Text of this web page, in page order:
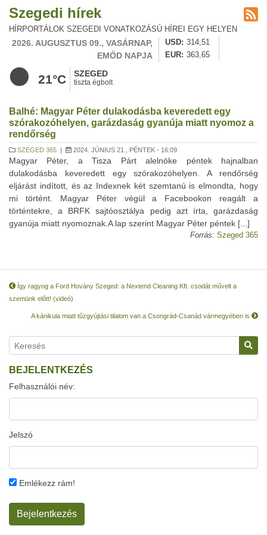
Szegedi hírek
HÍRPORTÁLOK SZEGEDI VONATKOZÁSÚ HÍREI EGY HELYEN
2026. AUGUSZTUS 09., VASÁRNAP,
EMŐD NAPJA
USD
314,51
EUR
363,65
21°C SZEGED
tiszta égbolt
Balhé: Magyar Péter dulakodásba keveredett egy
szórakozóhelyen, garázdaság gyanúja miatt nyomoz a
rendőrség
SZEGED 365 | 2024. JÚNIUS 21., PÉNTEK - 16:09
Magyar Péter, a Tisza Párt alelnöke péntek hajnalban
dulakodásba keveredett egy szórakozóhelyen. A rendőrség
eljárást indított, és az Indexnek két szemtanú is elmondta, hogy
mi történt. Magyar Péter végül a Facebookon reagált a
történtekre, a BRFK sajtóosztálya pedig azt írta, garázdaság
gyanúja miatt nyomoznak.A lap szerint Magyar Péter péntek [...]
Forrás: Szeged 365
Így ragyog a Ford Hovány Szeged: a Nextend Cleaning Kft. csodát művelt a
szemünk előtt! (videó)
A kánikula miatt tűzgyújtási tilalom van a Csongrád-Csanád vármegyében is
BEJELENTKEZÉS
Felhasználói név:
Jelszó
Emlékezz rám!